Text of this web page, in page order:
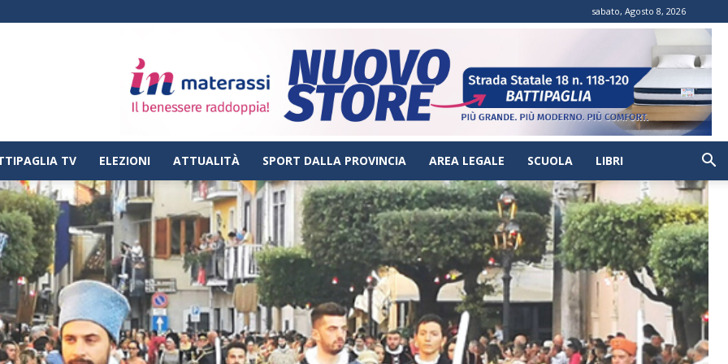
sabato, Agosto 8, 2026
TV ELEZIONI ATTUALITÀ SPORT DALLA PROVINCIA AREA LEGALE SCUOLA LIBRI